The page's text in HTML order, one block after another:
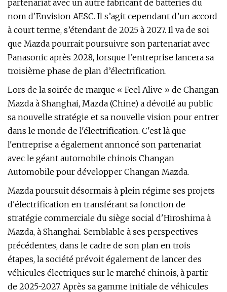
partenariat avec un autre fabricant de batteries du
nom d'Envision AESC. Il s’agit cependant d’un accord
à court terme, s’étendant de 2025 à 2027. Il va de soi
que Mazda pourrait poursuivre son partenariat avec
Panasonic après 2028, lorsque l’entreprise lancera sa
troisième phase de plan d’électrification.
Lors de la soirée de marque « Feel Alive » de Changan
Mazda à Shanghai, Mazda (Chine) a dévoilé au public
sa nouvelle stratégie et sa nouvelle vision pour entrer
dans le monde de l'électrification. C'est là que
l'entreprise a également annoncé son partenariat
avec le géant automobile chinois Changan
Automobile pour développer Changan Mazda.
Mazda poursuit désormais à plein régime ses projets
d'électrification en transférant sa fonction de
stratégie commerciale du siège social d'Hiroshima à
Mazda, à Shanghai. Semblable à ses perspectives
précédentes, dans le cadre de son plan en trois
étapes, la société prévoit également de lancer des
véhicules électriques sur le marché chinois, à partir
de 2025-2027. Après sa gamme initiale de véhicules